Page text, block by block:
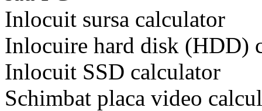
Inlocuit sursa calculator
Inlocuire hard disk (HDD)
Inlocuit SSD calculator
Schimbat placa video